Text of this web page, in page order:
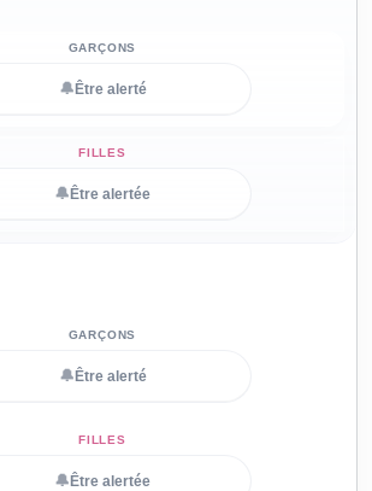
🔔 Être alerté
🔔 Être alertée
🔔 Être alerté
🔔 Être alertée